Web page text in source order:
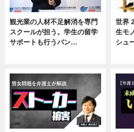
観光業の人材不足解消を専門
スクールが担う。学生の留学
サポートも行うバン…
世界
生モ
シュ